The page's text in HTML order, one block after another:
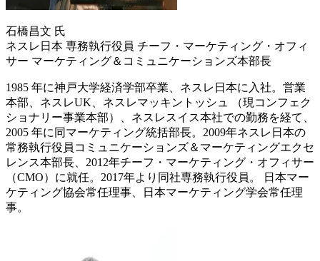
石橋昌文 氏
ネスレ日本 専務執行役員 チーフ・マーケティング・オフィ
サー マーケティング＆コミュニケーションズ本部長
1985 年に神戸大学経済学部卒業、ネスレ日本に入社。営業
本部、ネスレUK、ネスレマッキントッシュ （現コンフェク
ショナリー事業本部）、ネスレスイス本社での勤務を経て、
2005 年に同マーケティング統括部長。2009年ネスレ日本の
常務執行役員コミュニケーションズ＆マーケティングエクセ
レンス本部長、2012年チーフ・マーケティング・オフィサー
（CMO）に就任。2017年より同社専務執行役員。 日本マー
ケティング協会常任理事、日本マーケティング学会常任理
事。